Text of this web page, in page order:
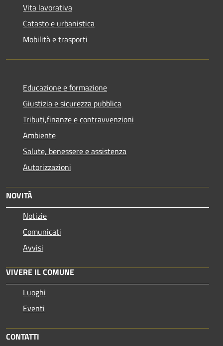
Vita lavorativa
Catasto e urbanistica
Mobilità e trasporti
Educazione e formazione
Giustizia e sicurezza pubblica
Tributi,finanze e contravvenzioni
Ambiente
Salute, benessere e assistenza
Autorizzazioni
NOVITÀ
Notizie
Comunicati
Avvisi
VIVERE IL COMUNE
Luoghi
Eventi
CONTATTI